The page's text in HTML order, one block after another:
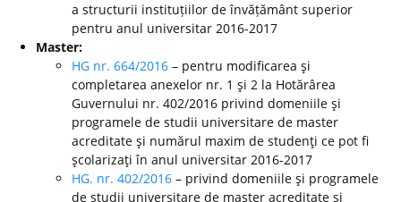
a structurii instituțiilor de învățământ superior
pentru anul universitar 2016-2017
Master:
HG nr. 664/2016 – pentru modificarea şi
completarea anexelor nr. 1 şi 2 la Hotărârea
Guvernului nr. 402/2016 privind domeniile şi
programele de studii universitare de master
acreditate şi numărul maxim de studenţi ce pot fi
şcolarizaţi în anul universitar 2016-2017
HG. nr. 402/2016 – privind domeniile şi programele
de studii universitare de master acreditate şi